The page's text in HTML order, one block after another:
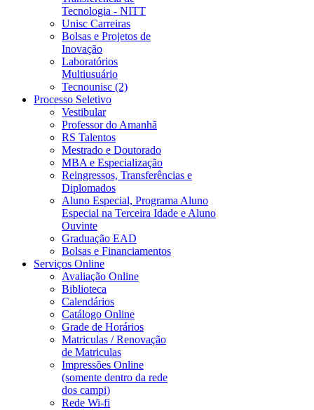
Tecnologia - NITT
Unisc Carreiras
Bolsas e Projetos de
Inovação
Laboratórios
Multiusuário
Tecnounisc (2)
Processo Seletivo
Vestibular
Professor do Amanhã
RS Talentos
Mestrado e Doutorado
MBA e Especialização
Reingressos, Transferências e
Diplomados
Aluno Especial, Programa Aluno
Especial na Terceira Idade e Aluno
Ouvinte
Graduação EAD
Bolsas e Financiamentos
Serviços Online
Avaliação Online
Biblioteca
Calendários
Catálogo Online
Grade de Horários
Matriculas / Renovação
de Matriculas
Impressões Online
(somente dentro da rede
dos campi)
Rede Wi-fi